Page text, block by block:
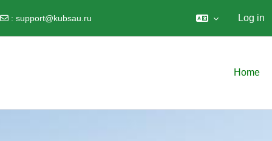
: support@kubsau.ru Log in
Home